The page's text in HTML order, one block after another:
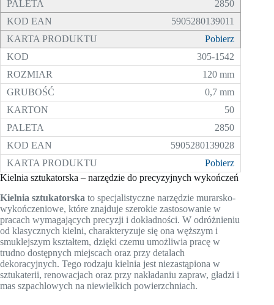
2850
5905280139011
Pobierz
305-1542
120 mm
0,7 mm
50
2850
5905280139028
Pobierz
Kielnia sztukatorska – narzędzie do precyzyjnych wykończeń
Kielnia sztukatorska to specjalistyczne narzędzie murarsko-
wykończeniowe, które znajduje szerokie zastosowanie w
pracach wymagających precyzji i dokładności. W odróżnieniu
od klasycznych kielni, charakteryzuje się ona węższym i
smuklejszym kształtem, dzięki czemu umożliwia pracę w
trudno dostępnych miejscach oraz przy detalach
dekoracyjnych. Tego rodzaju kielnia jest niezastąpiona w
sztukaterii, renowacjach oraz przy nakładaniu zapraw, gładzi i
mas szpachlowych na niewielkich powierzchniach.